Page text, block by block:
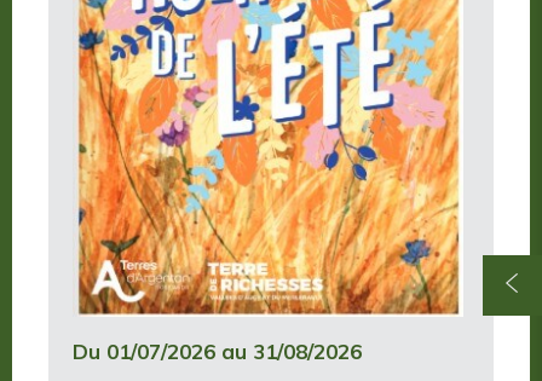
Du 01/07/2026 au 31/08/2026